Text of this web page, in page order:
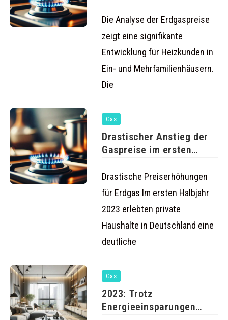
Die Analyse der Erdgaspreise
zeigt eine signifikante
Entwicklung für Heizkunden in
Ein- und Mehrfamilienhäusern.
Die
Gas
Drastischer Anstieg der
Gaspreise im ersten
Drastische Preiserhöhungen
für Erdgas Im ersten Halbjahr
2023 erlebten private
Haushalte in Deutschland eine
deutliche
Gas
2023: Trotz
Energieeinsparungen